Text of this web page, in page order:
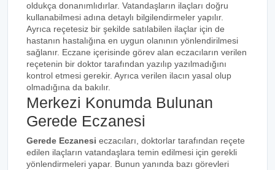
oldukça donanımlıdırlar. Vatandaşların ilaçları doğru
kullanabilmesi adına detaylı bilgilendirmeler yapılır.
Ayrıca reçetesiz bir şekilde satılabilen ilaçlar için de
hastanın hastalığına en uygun olanının yönlendirilmesi
sağlanır. Eczane içerisinde görev alan eczacıların verilen
reçetenin bir doktor tarafından yazılıp yazılmadığını
kontrol etmesi gerekir. Ayrıca verilen ilacın yasal olup
olmadığına da bakılır.
Merkezi Konumda Bulunan
Gerede Eczanesi
Gerede Eczanesi eczacıları, doktorlar tarafından reçete
edilen ilaçların vatandaşlara temin edilmesi için gerekli
yönlendirmeleri yapar. Bunun yanında bazı görevleri